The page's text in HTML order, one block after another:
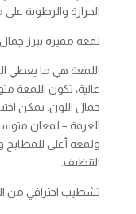
الحرارة والرطوبة على
لمعة مميزة تبرز
اللمعة هي ما يعطي
عالية، تكون اللمعة
جمال اللون. يمكن
الغرفة – لمعان
ولمعة أعلى
التنظيف.
تشطيب احترافي من